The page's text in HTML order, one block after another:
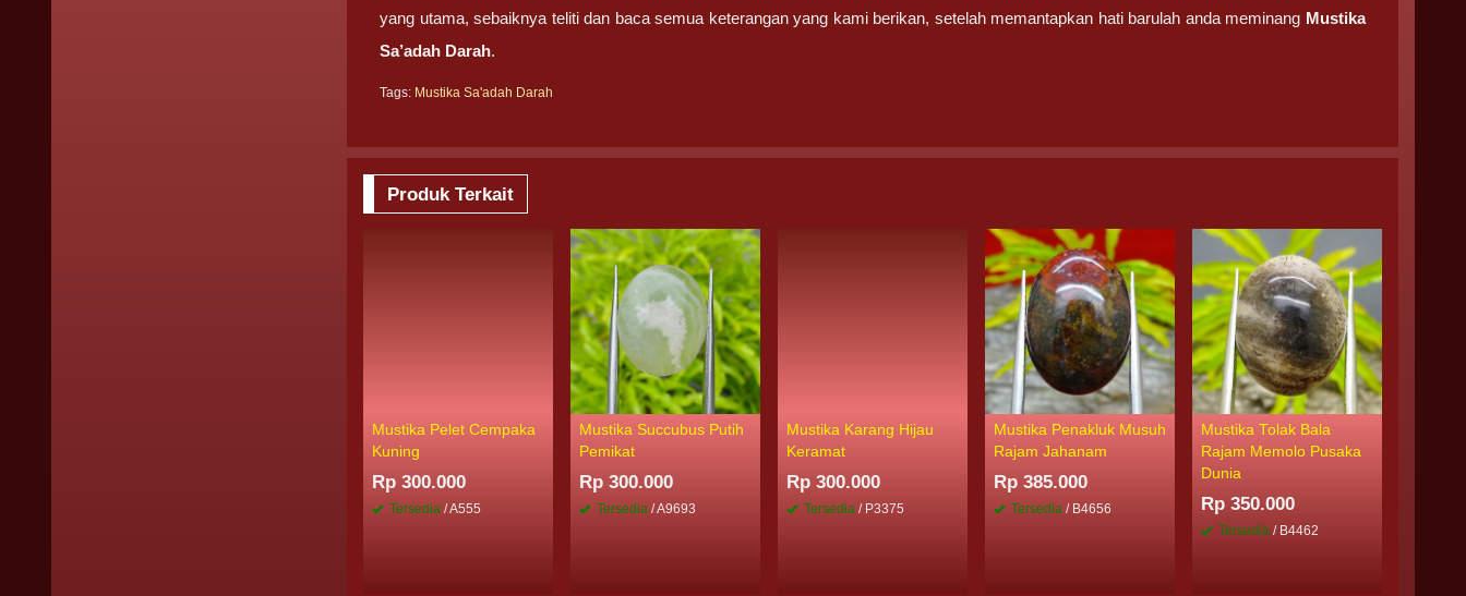
yang utama, sebaiknya teliti dan baca semua keterangan yang kami berikan, setelah memantapkan hati barulah anda meminang Mustika
Sa’adah Darah.
Tags: Mustika Sa'adah Darah
Produk Terkait
Mustika Pelet Cempaka
Kuning
Rp 300.000
Tersedia / A555
Mustika Succubus Putih
Pemikat
Rp 300.000
Tersedia / A9693
Mustika Karang Hijau
Keramat
Rp 300.000
Tersedia / P3375
Mustika Penakluk Musuh
Rajam Jahanam
Rp 385.000
Tersedia / B4656
Mustika Tolak Bala
Rajam Memolo Pusaka
Dunia
Rp 350.000
Tersedia / B4462